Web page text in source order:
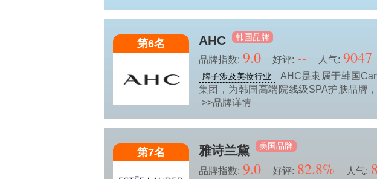
第6名 AHC 韩国品牌
品牌指数: 9.0 好评: -- 人气: 9047
牌子涉及美妆行业
AHC是隶属于韩国
集团，为韩国高端院线级SPA护肤品牌
>>品牌详情
第7名 雅诗兰黛 美国品牌
品牌指数: 9.0 好评: 82.8% 人气: